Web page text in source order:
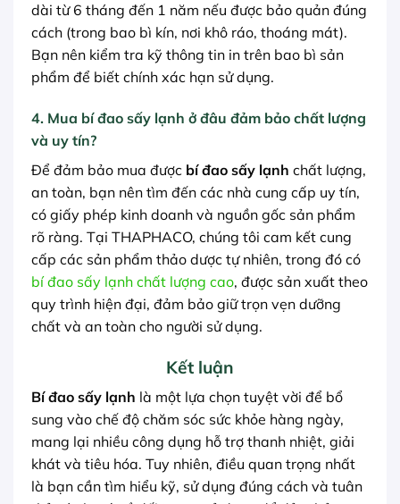
dài từ 6 tháng đến 1 năm nếu được bảo quản đúng
cách (trong bao bì kín, nơi khô ráo, thoáng mát).
Bạn nên kiểm tra kỹ thông tin in trên bao bì sản
phẩm để biết chính xác hạn sử dụng.
4. Mua bí đao sấy lạnh ở đâu đảm bảo chất lượng
và uy tín?
Để đảm bảo mua được bí đao sấy lạnh chất lượng,
an toàn, bạn nên tìm đến các nhà cung cấp uy tín,
có giấy phép kinh doanh và nguồn gốc sản phẩm
rõ ràng. Tại THAPHACO, chúng tôi cam kết cung
cấp các sản phẩm thảo dược tự nhiên, trong đó có
bí đao sấy lạnh chất lượng cao, được sản xuất theo
quy trình hiện đại, đảm bảo giữ trọn vẹn dưỡng
chất và an toàn cho người sử dụng.
Kết luận
Bí đao sấy lạnh là một lựa chọn tuyệt vời để bổ
sung vào chế độ chăm sóc sức khỏe hàng ngày,
mang lại nhiều công dụng hỗ trợ thanh nhiệt, giải
khát và tiêu hóa. Tuy nhiên, điều quan trọng nhất
là bạn cần tìm hiểu kỹ, sử dụng đúng cách và tuân